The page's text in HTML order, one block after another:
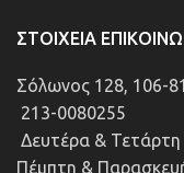
ΣΤΟΙΧΕΊΑ
Σόλωνος 128, 106-
213-0080255
Δευτέρα &
Πέμπτη &